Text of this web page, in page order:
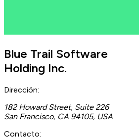
Blue Trail Software
Holding Inc.
Dirección:
182 Howard Street, Suite 226
San Francisco, CA 94105, USA
Contacto: